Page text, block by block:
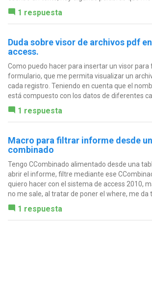
1 respuesta
Duda sobre visor de archivos pdf
access.
Como puedo hacer para insertar un visor
formulario, que me permita visualizar un
cada registro. Teniendo en cuenta que el
está compuesto con los datos de diferentes
1 respuesta
Macro para filtrar informe desde
combinado
Tengo CCombinado alimentado desde una
abrir el informe, filtre mediante ese
quiero hacer con el sistema de access 2010,
no me sale, al tratar de poner el where, me da
1 respuesta